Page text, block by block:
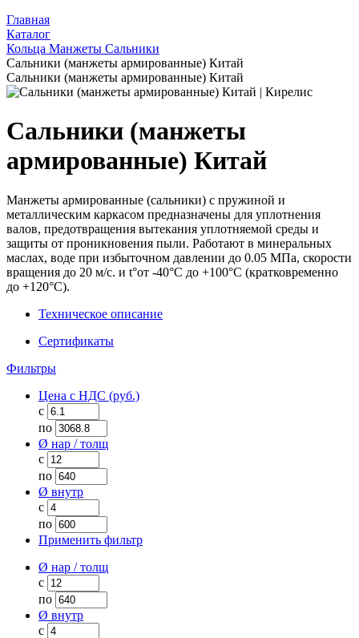
Главная
Каталог
Кольца Манжеты Сальники
Сальники (манжеты армированные) Китай
Сальники (манжеты армированные) Китай
Сальники (манжеты
армированные) Китай
Манжеты армированные (сальники) с пружиной и
металлическим каркасом предназначены для уплотнения
валов, предотвращения вытекания уплотняемой среды и
защиты от проникновения пыли. Работают в минеральных
маслах, воде при избыточном давлении до 0.05 МПа, скорости
вращения до 20 м/с. и t°от -40°С до +100°С (кратковременно
до +120°С).
Техническое описание
Сертификаты
Фильтры
Цена с НДС (руб.)
с
по
Ø нар / толщ
с
по
Ø внутр
с
по
Применить фильтр
Ø нар / толщ
с
по
Ø внутр
с